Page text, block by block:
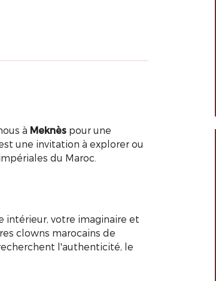
à Meknèspour une
une invitation à explorer ou
du Maroc.
intérieur, votre imaginaire et
clowns marocains de
l'authenticité, le